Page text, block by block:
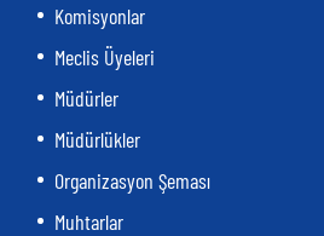
Komisyonlar
Meclis Üyeleri
Müdürler
Müdürlükler
Organizasyon Şeması
Muhtarlar